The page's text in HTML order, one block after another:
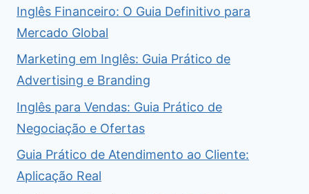
Inglês Financeiro: O Guia Definitivo para
Mercado Global
Marketing em Inglês: Guia Prático de
Advertising e Branding
Inglês para Vendas: Guia Prático de
Negociação e Ofertas
Guia Prático de Atendimento ao Cliente:
Aplicação Real